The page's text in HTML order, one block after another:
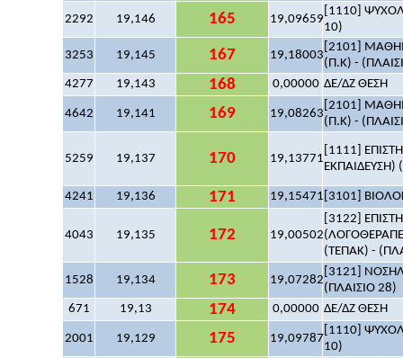
2292 19,146 165 19,09659
[1110]
10)
3253 19,145 167 19,18003
[2101]
(Π.Κ) -
4277
19,143 168 0,00000 ΔΕ/ΔΖ ΘΕΣΗ
4642 19,141 169 19,08263
[2101]
(Π.Κ) -
5259 19,137 170 19,13771
[1111]
ΕΚΠΑΙΔΕΥΣΗ)
4241 19,136 171 19,15471 [3101]
4043 19,135 172 19,00502
[3122]
(ΤΕΠΑΚ) -
1528 19,134 173 19,07282
[3121]
(ΠΛΑΙΣΙΟ 28)
671
19,13 174 0,00000 ΔΕ/ΔΖ ΘΕΣΗ
2001 19,129 175 19,09787
[1110]
10)